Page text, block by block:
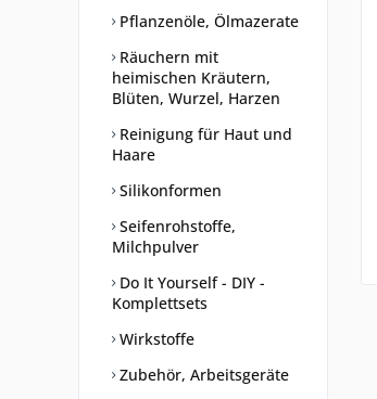
Pflanzenöle, Ölmazerate
Räuchern mit
heimischen Kräutern,
Blüten, Wurzel, Harzen
Reinigung für Haut und
Haare
Silikonformen
Seifenrohstoffe,
Milchpulver
Do It Yourself - DIY -
Komplettsets
Wirkstoffe
Zubehör, Arbeitsgeräte